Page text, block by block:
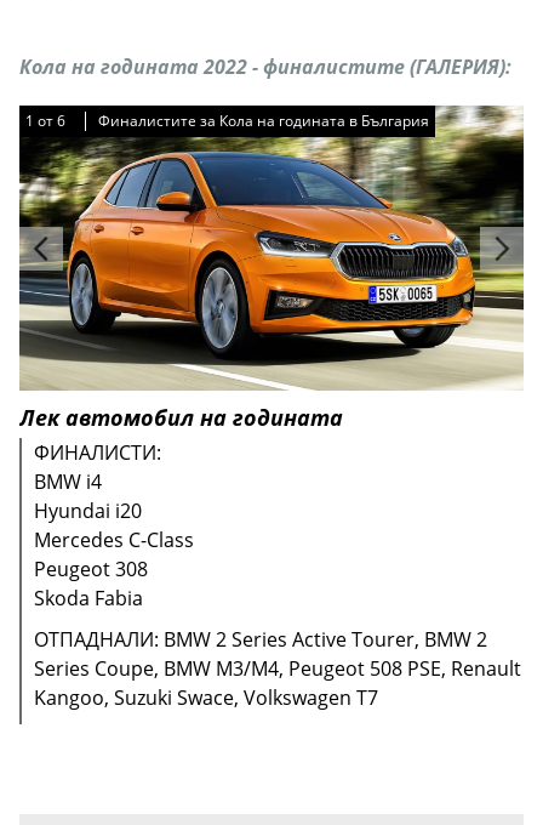
Кола на годината 2022 - финалистите (ГАЛЕРИЯ):
1 от6 Финалистите за Кола на годината в България
Лек автомобил на годината
ФИНАЛИСТИ:
BMW i4
Hyundai i20
Mercedes C-Class
Peugeot 308
Skoda Fabia
ОТПАДНАЛИ: BMW 2 Series Active Tourer, BMW 2
Series Coupe, BMW M3/M4, Peugeot 508 PSE, Renault
Kangoo, Suzuki Swace, Volkswagen T7
1 от6 Финалистите за Кола на годината в България
ОТПАДНАЛИ: Haval Jolion, Hyundai Bayon, Kia
Sportage, Toyota Yaris Cross, Volkswagen Tiguan
1 от6 Финалистите за Кола на годината в България
ОТПАДНАЛИ: Audi Q4 e-tron, Fiat 500 Electric, Ford
Mustang Mach-E, Honda e, Kia EV6, Mercedes EQS,
Volvo XC40 Electric
1 от6 Финалистите за Кола на годината в България
ОТПАДНАЛИ: Haval Jolion, Toyota Yaris Cross
1 от6 Финалистите за Кола на годината в България
ОТПАДНАЛИ: BMW i4, Mercedes C-Class, Ford
Mustang Mach-E
1 от6 Финалистите за Кола на годината в България
Тук кандидатите са общо пет и няма отпаднали в
първото гласуване.